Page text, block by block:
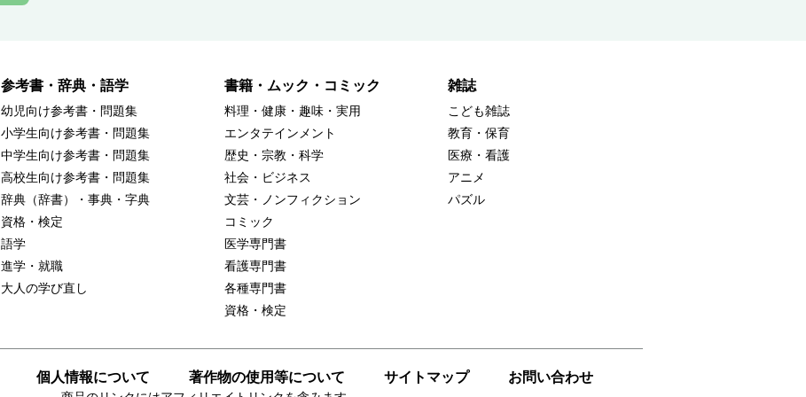
参考書・辞典・語学
幼児向け参考書・問題集
小学生向け参考書・問題集
中学生向け参考書・問題集
高校生向け参考書・問題集
辞典（辞書）・事典・字典
資格・検定
語学
進学・就職
大人の学び直し
書籍・ムック・コミック
料理・健康・趣味・実用
エンタテインメント
歴史・宗教・科学
社会・ビジネス
文芸・ノンフィクション
コミック
医学専門書
看護専門書
各種専門書
資格・検定
雑誌
こども雑誌
教育・保育
医療・看護
アニメ
パズル
個人情報について 著作物の使用等について サイトマップ お問い合わせ